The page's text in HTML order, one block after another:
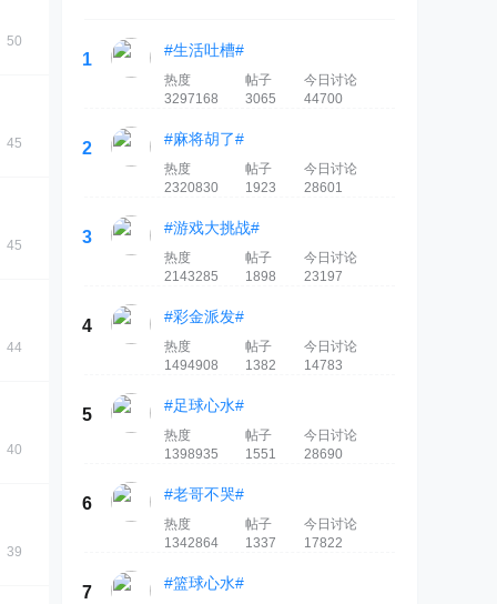
50
45
45
44
40
39
1 #生活吐槽#
热度
3297168
帖子
3065
今日讨论
44700
2 #麻将胡了#
热度
2320830
帖子
1923
今日讨论
28601
3 #游戏大挑战#
热度
2143285
帖子
1898
今日讨论
23197
4 #彩金派发#
热度
1494908
帖子
1382
今日讨论
14783
5 #足球心水#
热度
1398935
帖子
1551
今日讨论
28690
6 #老哥不哭#
热度
1342864
帖子
1337
今日讨论
17822
7 #篮球心水#